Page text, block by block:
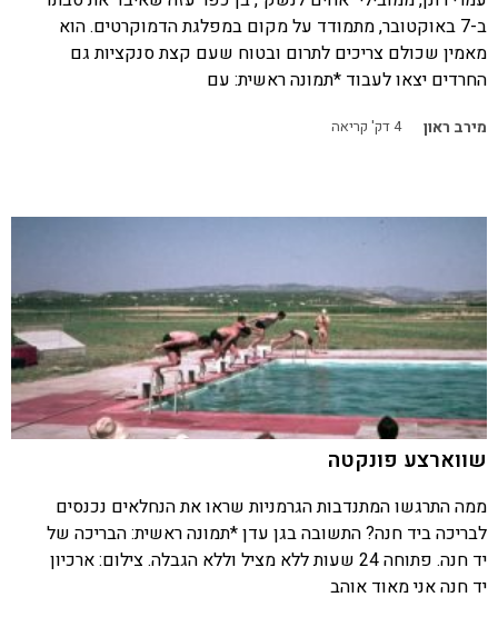
ב-7 באוקטובר, מתמודד על מקום במפלגת הדמוקרטים. הוא
מאמין שכולם צריכים לתרום ובטוח שעם קצת סנקציות גם
החרדים יצאו לעבוד *תמונה ראשית: עם
מירב ראון 4דק' קריאה
שווארצע פונקטה
ממה התרגשו המתנדבות הגרמניות שראו את הנחלאים נכנסים
לבריכה ביד חנה? התשובה בגן עדן *תמונה ראשית: הבריכה של
יד חנה. פתוחה 24 שעות ללא מציל וללא הגבלה. צילום: ארכיון
יד חנה אני מאוד אוהב